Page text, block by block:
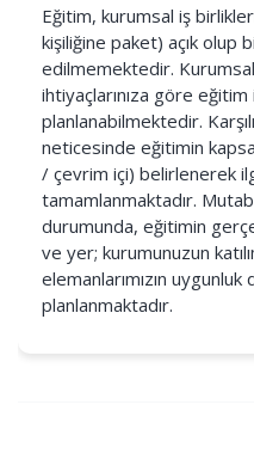
Eğitim, kurumsal iş
kişiliğine paket) açık olup
edilmemektedir. Kurumsal
ihtiyaçlarınıza göre
planlanabilmektedir.
neticesinde eğitimin
/ çevrim içi) belirlenerek
tamamlanmaktadır.
durumunda, eğitimin
ve yer; kurumunuzun
elemanlarımızın
planlanmaktadır.